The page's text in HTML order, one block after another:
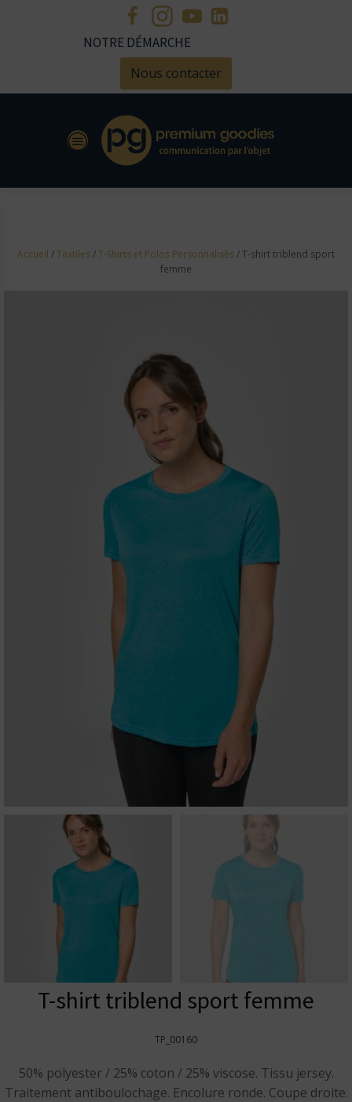
NOTRE DÉMARCHE
Nous contacter
Accueil /Textiles/T-Shirts et Polos Personnalisés/ T-shirt triblend sport
femme
T-shirt triblend sport femme
TP_00160
50% polyester / 25% coton / 25% viscose. Tissu jersey.
Traitement antiboulochage. Encolure ronde. Coupe droite.